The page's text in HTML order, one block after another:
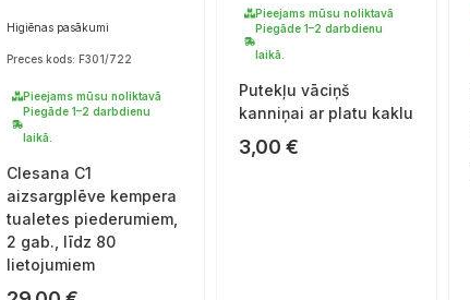
Higiēnas pasākumi
Preces kods: F301/722
Pieejams mūsu noliktavā
Piegāde 1–2 darbdienu
laikā.
Clesana C1
aizsargplēve kempera
tualetes piederumiem,
2 gab., līdz 80
lietojumiem
Pieejams mūsu noliktavā
Piegāde 1–2 darbdienu
laikā.
Putekļu vāciņš
kanniņai ar platu kaklu
3,00 €